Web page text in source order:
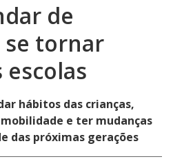
de
se tornar
hábitos das crianças,
e ter mudanças
das próximas gerações